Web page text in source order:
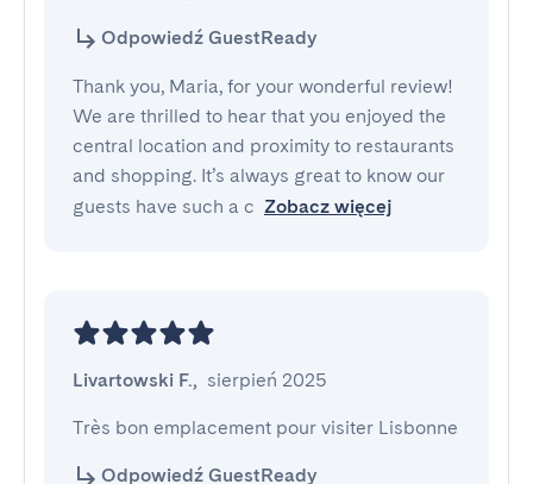
Odpowiedź GuestReady
Thank you, Maria, for your wonderful review!
We are thrilled to hear that you enjoyed the
central location and proximity to restaurants
and shopping. It’s always great to know our
guests have such a c Zobacz więcej
Livartowski F., sierpień 2025
Très bon emplacement pour visiter Lisbonne
Odpowiedź GuestReady